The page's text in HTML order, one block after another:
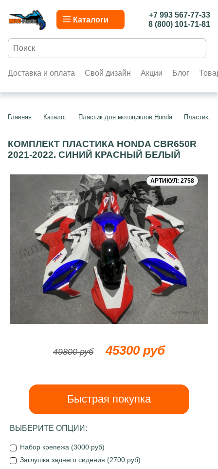
Каталоги
+7 993 567-77-33
8 (800) 101-71-81
Доставка и оплата Свой дизайн Акции Блог
Главная Каталог Пластик для мотоциклов Honda Пластик
КОМПЛЕКТ ПЛАСТИКА HONDA CBR650R
2021-2022. СИНИЙ КРАСНЫЙ БЕЛЫЙ
АРТИКУЛ: 2758
49800 руб 45300 руб
Быстрая покупка
ВЫБЕРИТЕ ОПЦИИ:
Набор крепежа (3000 руб)
Заглушка заднего сидения (2700 руб)